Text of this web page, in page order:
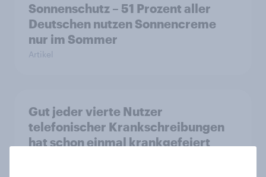
Sonnenschutz – 51 Prozent aller
Deutschen nutzen Sonnencreme
nur im Sommer
Artikel
Gut jeder vierte Nutzer
telefonischer Krankschreibungen
hat schon einmal krankgefeiert